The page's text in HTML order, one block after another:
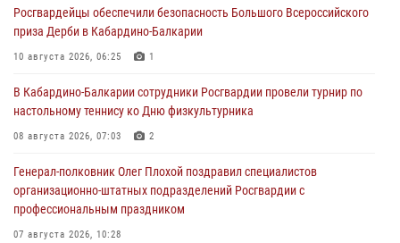
Росгвардейцы обеспечили безопасность Большого Всероссийского
приза Дерби в Кабардино-Балкарии
10 августа 2026, 06:25 1
В Кабардино-Балкарии сотрудники Росгвардии провели турнир по
настольному теннису ко Дню физкультурника
08 августа 2026, 07:03 2
Генерал-полковник Олег Плохой поздравил специалистов
организационно-штатных подразделений Росгвардии с
профессиональным праздником
07 августа 2026, 10:28